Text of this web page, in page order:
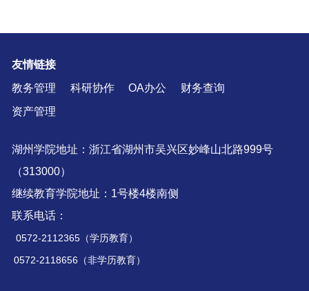
友情链接
教务管理
科研协作 OA办公
财务查询
资产管理
湖州学院地址：浙江省湖州市吴兴区妙峰山北路999号
（313000）
继续教育学院地址：1号楼4楼南侧
联系电话：
0572-2112365（学历教育）
0572-2118656（非学历教育）